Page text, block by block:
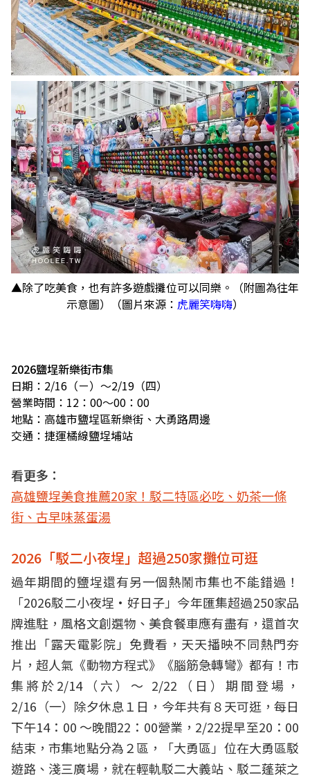
▲除了吃美食，也有許多遊戲攤位可以同樂。（附圖為往年
示意圖）（圖片來源： 虎麗笑嗨嗨）
2026鹽埕新樂街市集
日期：2/16（ㄧ）～2/19（四）
營業時間：12：00～00：00
地點：高雄市鹽埕區新樂街、大勇路周邊
交通：捷運橘線鹽埕埔站
看更多：
高雄鹽埕美食推薦20家！駁二特區必吃、奶茶一條
街、古早味蒸蛋湯
2026「駁二小夜埕」超過250家攤位可逛
過年期間的鹽埕還有另一個熱鬧市集也不能錯過！
「2026駁二小夜埕•好日子」今年匯集超過250家品
牌進駐，風格文創選物、美食餐車應有盡有，還首次
推出「露天電影院」免費看，天天播映不同熱門夯
片，超人氣《動物方程式》《腦筋急轉彎》都有！市
集將於2/14（六）～ 2/22（日）期間登場，
2/16（一）除夕休息１日，今年共有８天可逛，每日
下午14：00 ～晚間22：00營業，2/22提早至20：00
結束，市集地點分為２區，「大勇區」位在大勇區駁
遊路、淺三廣場，就在輕軌駁二大義站、駁二蓬萊之